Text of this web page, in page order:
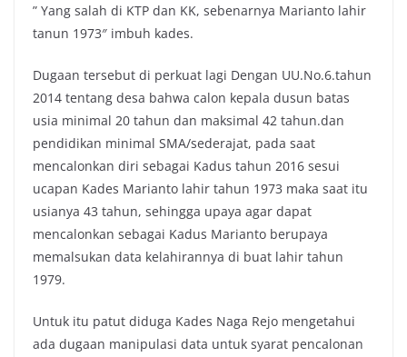
” Yang salah di KTP dan KK, sebenarnya Marianto lahir
tanun 1973″ imbuh kades.
Dugaan tersebut di perkuat lagi Dengan UU.No.6.tahun
2014 tentang desa bahwa calon kepala dusun batas
usia minimal 20 tahun dan maksimal 42 tahun.dan
pendidikan minimal SMA/sederajat, pada saat
mencalonkan diri sebagai Kadus tahun 2016 sesui
ucapan Kades Marianto lahir tahun 1973 maka saat itu
usianya 43 tahun, sehingga upaya agar dapat
mencalonkan sebagai Kadus Marianto berupaya
memalsukan data kelahirannya di buat lahir tahun
1979.
Untuk itu patut diduga Kades Naga Rejo mengetahui
ada dugaan manipulasi data untuk syarat pencalonan